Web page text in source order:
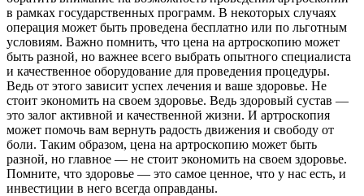
в рамках государственных программ. В некоторых случаях
операция может быть проведена бесплатно или по льготным
условиям. Важно помнить, что цена на артроскопию может
быть разной, но важнее всего выбрать опытного специалиста
и качественное оборудование для проведения процедуры.
Ведь от этого зависит успех лечения и ваше здоровье. Не
стоит экономить на своем здоровье. Ведь здоровый сустав —
это залог активной и качественной жизни. И артроскопия
может помочь вам вернуть радость движения и свободу от
боли. Таким образом, цена на артроскопию может быть
разной, но главное — не стоит экономить на своем здоровье.
Помните, что здоровье — это самое ценное, что у нас есть, и
инвестиции в него всегда оправданы.